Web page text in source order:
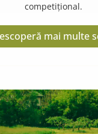
competițional.
mai multe